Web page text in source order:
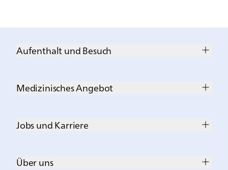
Aufenthalt und Besuch
Medizinisches Angebot
Jobs und Karriere
Über uns